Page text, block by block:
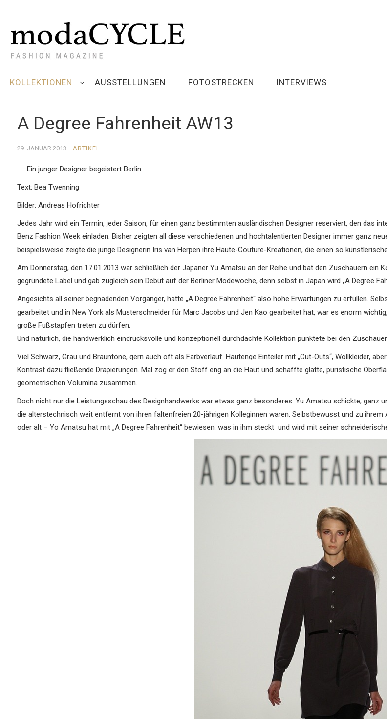
KOLLEKTIONEN AUSSTELLUNGEN FOTOSTRECKEN INTERVIEWS
A Degree Fahrenheit AW13
29. JANUAR 2013 ARTIKEL
Ein junger Designer begeistert Berlin
Text: Bea Twenning
Bilder: Andreas Hofrichter
Jedes Jahr wird ein Termin, jeder Saison, für einen ganz bestimmten ausländischen Designer reserviert, den das
Benz Fashion Week einladen. Bisher zeigten all diese verschiedenen und hochtalentierten Designer immer ganz
beispielsweise zeigte die junge Designerin Iris van Herpen ihre Haute-Couture-Kreationen, die einen so
Am Donnerstag, den 17.01.2013 war schließlich der Japaner Yu Amatsu an der Reihe und bat den Zuschauern ein
gegründete Label und gab zugleich sein Debüt auf der Berliner Modewoche, denn selbst in Japan wird „A Degree
Angesichts all seiner begnadenden Vorgänger, hatte „A Degree Fahrenheit“ also hohe Erwartungen zu erfüllen.
gearbeitet und in New York als Musterschneider für Marc Jacobs und Jen Kao gearbeitet hat, war es enorm
große Fußstapfen treten zu dürfen.
Und natürlich, die handwerklich eindrucksvolle und konzeptionell durchdachte Kollektion punktete bei den
Viel Schwarz, Grau und Brauntöne, gern auch oft als Farbverlauf. Hautenge Einteiler mit „Cut-Outs“, Wollkleider,
Kontrast dazu fließende Drapierungen. Mal zog er den Stoff eng an die Haut und schaffte glatte, puristische
geometrischen Volumina zusammen.
Doch nicht nur die Leistungsschau des Designhandwerks war etwas ganz besonderes. Yu Amatsu schickte, ganz
die alterstechnisch weit entfernt von ihren faltenfreien 20-jährigen Kolleginnen waren. Selbstbewusst und zu
oder alt – Yo Amatsu hat mit „A Degree Fahrenheit“ bewiesen, was in ihm steckt und wird mit seiner